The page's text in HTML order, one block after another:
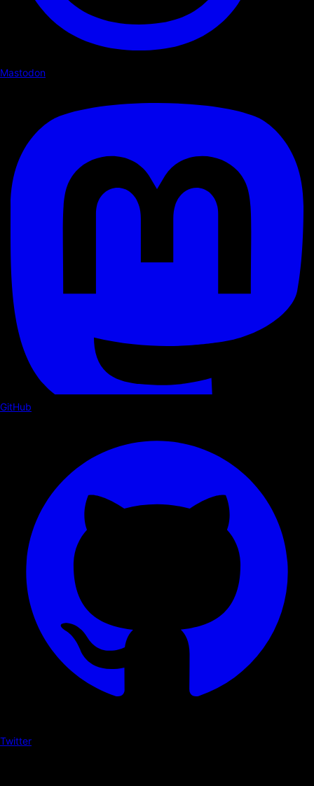
Mastodon
GitHub
Twitter